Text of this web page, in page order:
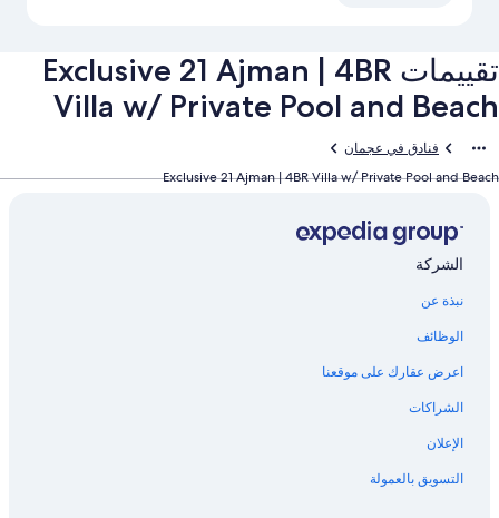
تقييمات ⁦Exclusive 21 Ajman | 4BR
Villa w/ Private Pool and Beach⁩
فنادق في عجمان
Exclusive 21 Ajman | 4BR Villa w/ Private Pool and Beach
الشركة
نبذة عن
الوظائف
اعرض عقارك على موقعنا
الشراكات
الإعلان
التسويق بالعمولة